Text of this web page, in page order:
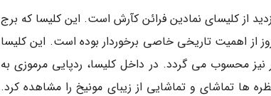
از کلیسای نمادین فرائن کآرش است. این کلیسا که برج
شدنش در قرن 15 میلادی تا به امروز از اهمیت تاریخی خاصی برخوردار بوده است. این کلیسا
نیز محسوب می گردد. در داخل کلیسا، ردپایی مرموزی به
ها تماشای و تماشایی از زیبای مونیخ را مشاهده کرد.